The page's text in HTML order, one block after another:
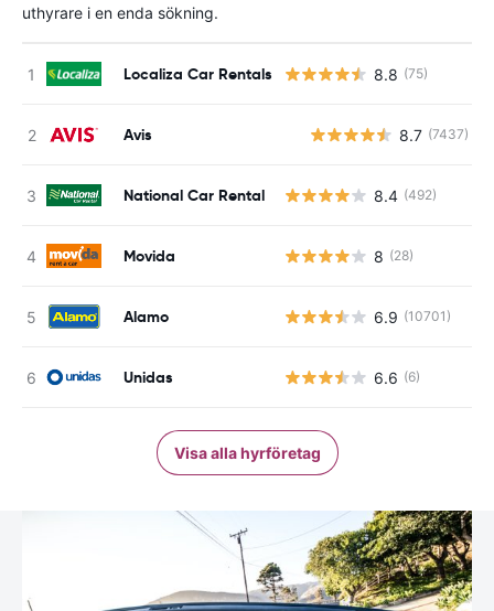
uthyrare i en enda sökning.
Localiza Car Rentals 8.8 (75)
Avis 8.7 (7437)
National Car Rental 8.4 (492)
Movida 8 (28)
Alamo 6.9 (10701)
Unidas 6.6 (6)
Visa alla hyrföretag